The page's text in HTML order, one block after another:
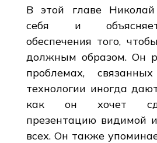
В этой главе Николай
себя и
обеспечения того,
должным образом. Он
проблемах,
технологии иногда
как он хочет
презентацию видимой
всех. Он также